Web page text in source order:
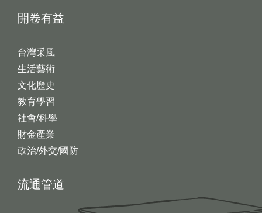
開卷有益
台灣采風
生活藝術
文化歷史
教育學習
社會/科學
財金產業
政治/外交/國防
流通管道